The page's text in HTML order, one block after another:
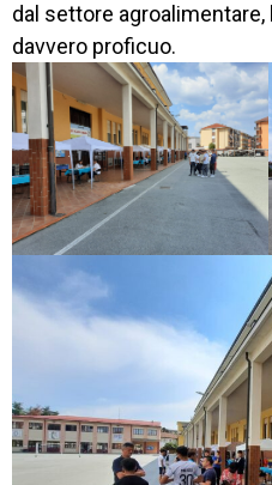
dal settore
davvero proficuo.